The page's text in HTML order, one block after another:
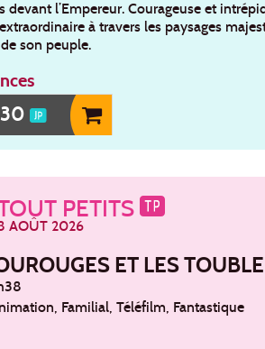
devant l’Empereur. Courageuse et
à travers les paysages
de son peuple.
PETITS
AOÛT 2026
ET LES
Familial, Téléfilm, Fantastique